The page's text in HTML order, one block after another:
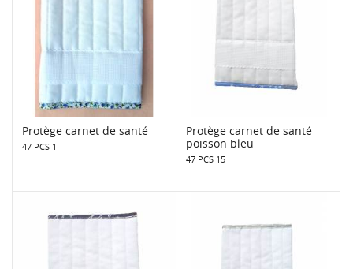
Protège carnet de santé
47 PCS 1
Protège carnet de santé
poisson bleu
47 PCS 15